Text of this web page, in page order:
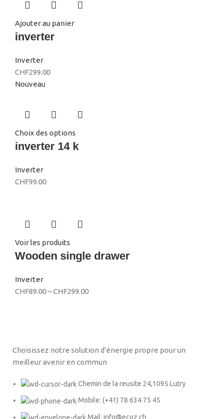
Ajouter au panier
inverter
Inverter
CHF299.00
Nouveau
Choix des options
inverter 14 k
Inverter
CHF99.00
Voir les produits
Wooden single drawer
Inverter
CHF89.00–CHF299.00
Choisissez notre solution d'énergie propre pour un
meilleur avenir en commun
Chemin de la reusite 24,1095 Lutry
Mobile: (+41) 78 634 75 45
Mail: info@ecoz.ch